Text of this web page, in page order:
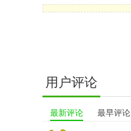
用户评论
最新评论 最早评论